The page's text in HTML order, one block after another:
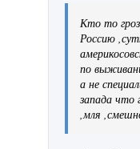
Кто то
Россию
по
а не
запада что
,мля